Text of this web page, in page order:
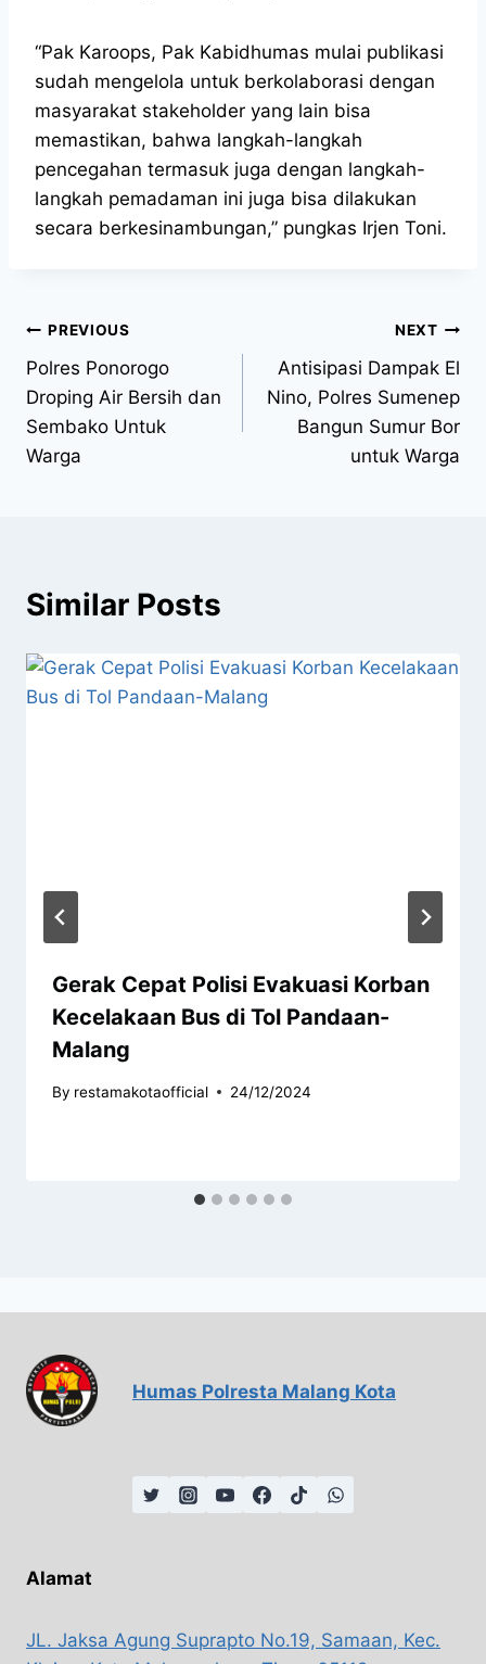
“Pak Karoops, Pak Kabidhumas mulai publikasi
sudah mengelola untuk berkolaborasi dengan
masyarakat stakeholder yang lain bisa
memastikan, bahwa langkah-langkah
pencegahan termasuk juga dengan langkah-
langkah pemadaman ini juga bisa dilakukan
secara berkesinambungan,” pungkas Irjen Toni.
PREVIOUS
Polres Ponorogo
Droping Air Bersih dan
Sembako Untuk
Warga
NEXT
Antisipasi Dampak El
Nino, Polres Sumenep
Bangun Sumur Bor
untuk Warga
Similar Posts
Gerak Cepat Polisi Evakuasi Korban
Kecelakaan Bus di Tol Pandaan-
Malang
By restamakotaofficial 24/12/2024
Humas Polresta Malang Kota
Alamat
JL. Jaksa Agung Suprapto No.19, Samaan, Kec.